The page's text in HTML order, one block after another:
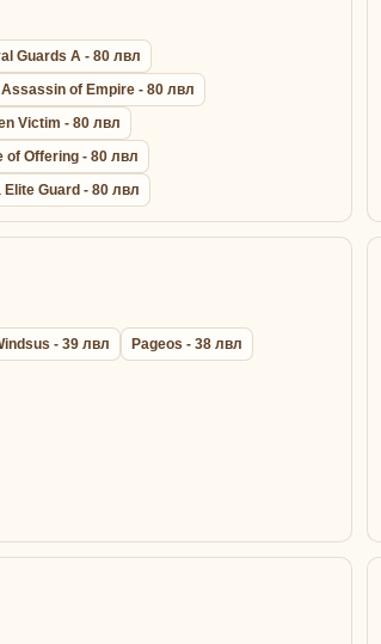
Guards A - 80 лвл
Assassin of Empire - 80 лвл
Victim - 80 лвл
of Offering - 80 лвл
Elite Guard - 80 лвл
- 39 лвл
Pageos - 38 лвл